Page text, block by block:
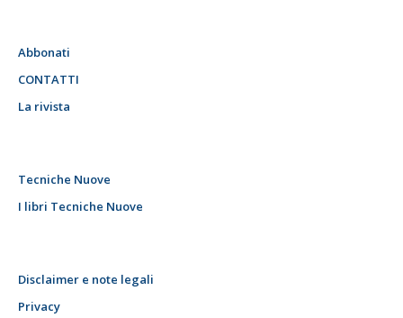
Abbonati
CONTATTI
La rivista
Tecniche Nuove
I libri Tecniche Nuove
Disclaimer e note legali
Privacy